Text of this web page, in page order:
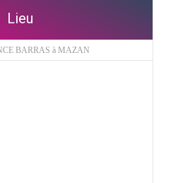
Lieu
BARRAS à MAZAN